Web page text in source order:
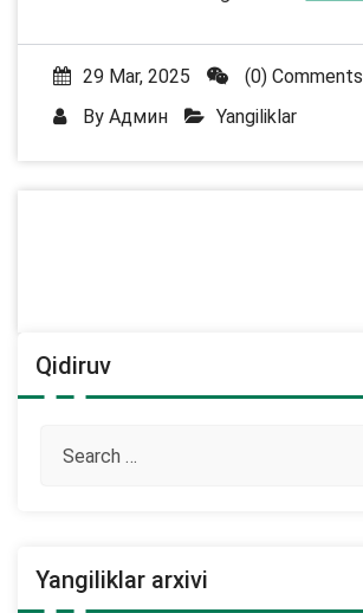
29 Mar, 2025
(0) Comments
By Админ Yangiliklar
Qidiruv
Yangiliklar arxivi